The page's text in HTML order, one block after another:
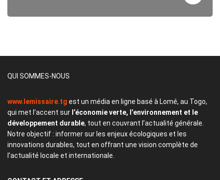
QUI SOMMES-NOUS
www.lemissaire.tg est un média en ligne basé à Lomé, au Togo,
qui met l’accent sur l’économie verte, l’environnement et le
développement durable, tout en couvrant l’actualité générale.
Notre objectif : informer sur les enjeux écologiques et les
innovations durables, tout en offrant une vision complète de
l’actualité locale et internationale.